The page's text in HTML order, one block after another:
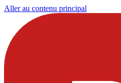
Aller au contenu principal